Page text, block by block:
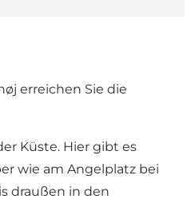
erreichen Sie die
Küste. Hier gibt es
wie am Angelplatz bei
draußen in den